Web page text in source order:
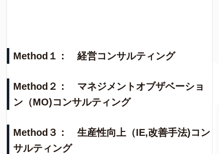
Method１： 経営コンサルティング
Method２： マネジメントオブザベーショ
ン（MO)コンサルティング
Method３： 生産性向上（IE,改善手法)コン
サルティング